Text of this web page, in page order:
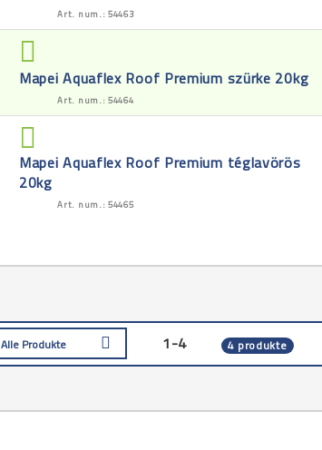
Art. num.: 54463
Mapei Aquaflex Roof Premium szürke 20kg
Art. num.: 54464
Mapei Aquaflex Roof Premium téglavörös
20kg
Art. num.: 54465
Alle Produkte 1-4 4 produkte